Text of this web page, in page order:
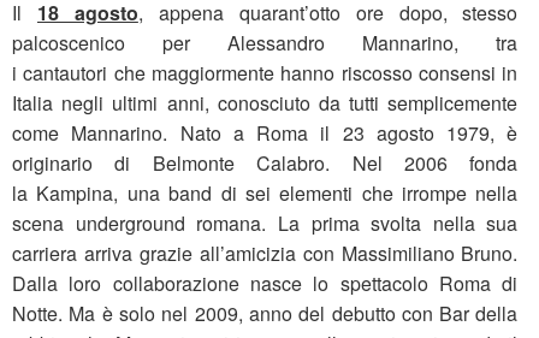
Il 18 agosto, appena quarant’otto ore dopo, stesso
palcoscenico per Alessandro Mannarino, tra
i cantautori che maggiormente hanno riscosso consensi in
Italia negli ultimi anni, conosciuto da tutti semplicemente
come Mannarino. Nato a Roma il 23 agosto 1979, è
originario di Belmonte Calabro. Nel 2006 fonda
la Kampina, una band di sei elementi che irrompe nella
scena underground romana. La prima svolta nella sua
carriera arriva grazie all’amicizia con Massimiliano Bruno.
Dalla loro collaborazione nasce lo spettacolo Roma di
Notte. Ma è solo nel 2009, anno del debutto con Bar della